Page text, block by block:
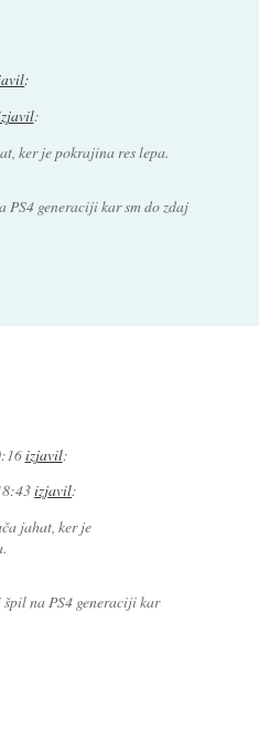
:
:
ker je pokrajina res lepa.
generaciji kar sm do zdaj
izjavil:
izjavil:
jahat, ker je
na PS4 generaciji kar